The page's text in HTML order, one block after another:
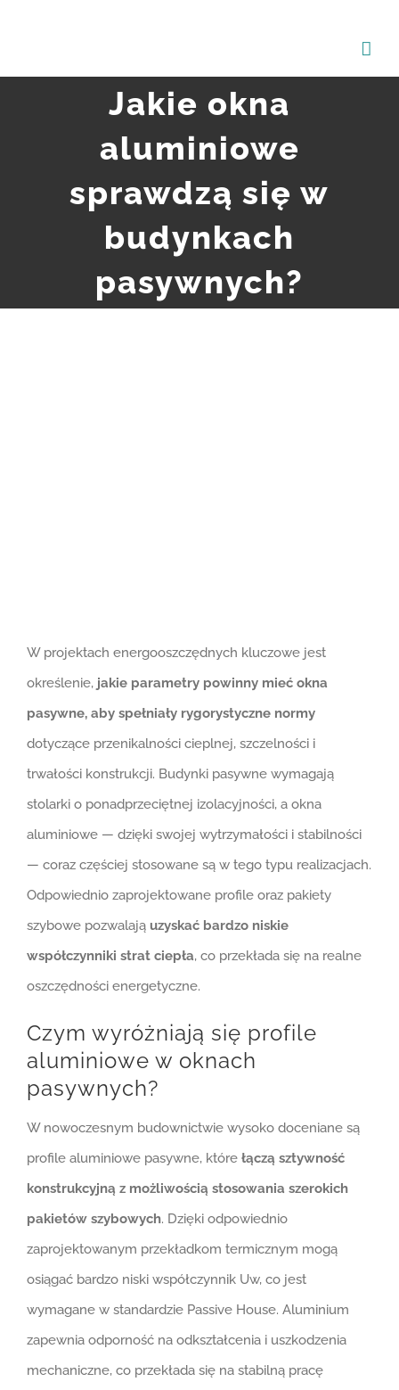
zawartości
Jakie okna
aluminiowe
sprawdzą się w
budynkach
pasywnych?
W projektach energooszczędnych kluczowe jest
określenie, jakie parametry powinny mieć okna
pasywne, aby spełniały rygorystyczne normy
dotyczące przenikalności cieplnej, szczelności i
trwałości konstrukcji. Budynki pasywne wymagają
stolarki o ponadprzeciętnej izolacyjności, a okna
aluminiowe — dzięki swojej wytrzymałości i stabilności
— coraz częściej stosowane są w tego typu realizacjach.
Odpowiednio zaprojektowane profile oraz pakiety
szybowe pozwalają uzyskać bardzo niskie
współczynniki strat ciepła, co przekłada się na realne
oszczędności energetyczne.
Czym wyróżniają się profile
aluminiowe w oknach
pasywnych?
W nowoczesnym budownictwie wysoko doceniane są
profile aluminiowe pasywne, które łączą sztywność
konstrukcyjną z możliwością stosowania szerokich
pakietów szybowych. Dzięki odpowiednio
zaprojektowanym przekładkom termicznym mogą
osiągać bardzo niski współczynnik Uw, co jest
wymagane w standardzie Passive House. Aluminium
zapewnia odporność na odkształcenia i uszkodzenia
mechaniczne, co przekłada się na stabilną pracę